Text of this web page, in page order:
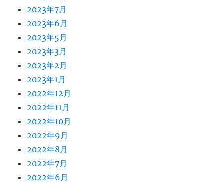
2023年7月
2023年6月
2023年5月
2023年3月
2023年2月
2023年1月
2022年12月
2022年11月
2022年10月
2022年9月
2022年8月
2022年7月
2022年6月